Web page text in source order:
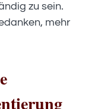
zu sein.
mehr